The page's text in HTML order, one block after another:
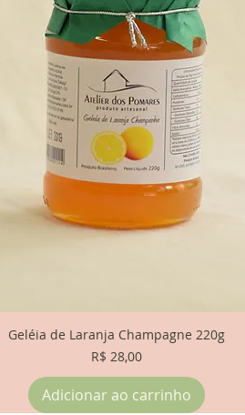
Geléia de Laranja Champagne 220g
Preço
R$ 28,00
Adicionar ao carrinho